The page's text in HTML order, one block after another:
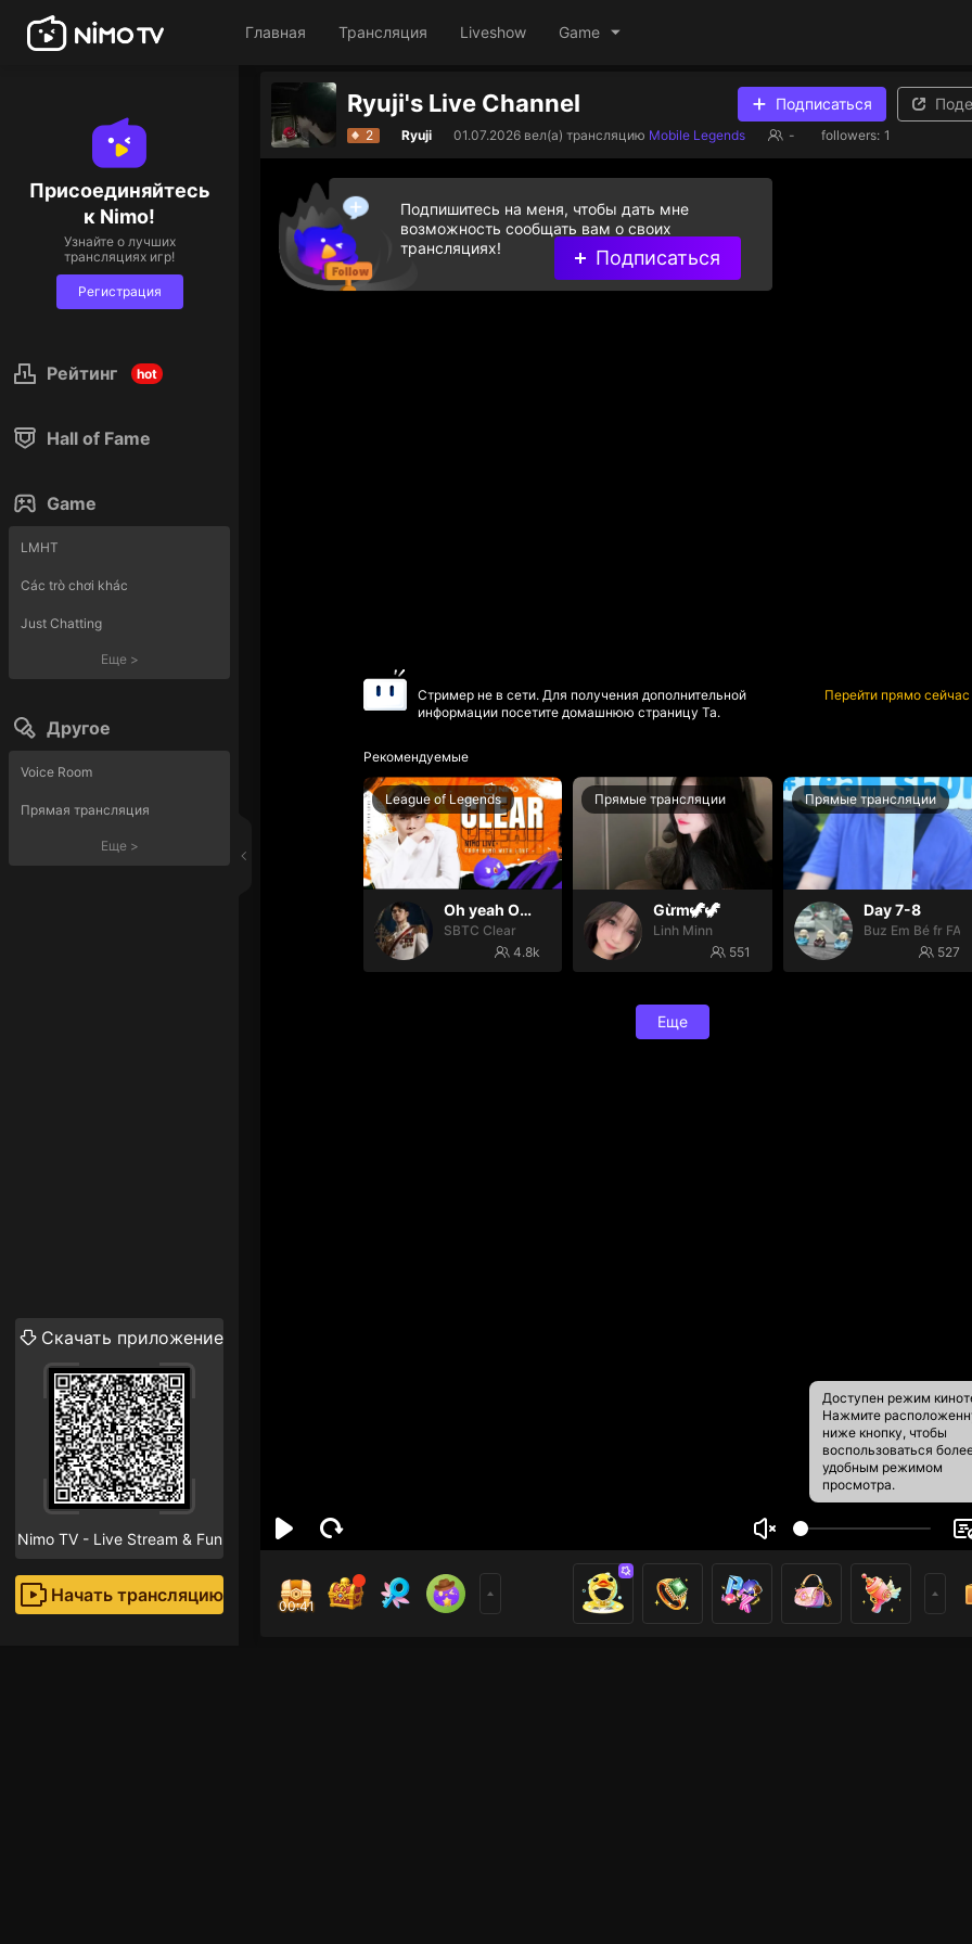
Главная Трансляция Liveshow Game
Присоединяйтесь
к Nimo!
Узнайте о лучших
трансляциях игр!
Регистрация
Рейтинг hot
Hall of Fame
Game
LMHT
Các trò chơi khác
Just Chatting
Еще>
Другое
Voice Room
Прямая трансляция
Еще>
Скачать приложение
Nimo TV - Live Stream & Fun
Начать трансляцию
Ryuji's Live Channel Подписаться
2 Ryuji 01.07.2026 вел(а) трансляцию Mobile Legends - followers: 1
Доступен режим
Нажмите
ниже кнопку, чтобы
воспользоваться
удобным режимом
просмотра.
Стример не в сети. Для получения дополнительной
информации посетите домашнюю страницу Та.
Перейти прямо сейчас
Рекомендуемые
League of Legends
Oh yeah Oh yeah
SBTC Clear
4.8k
Прямые трансляции
Gừm🦖🦖
Linh Minn
551
Прямые трансляции
Day 7-8
Buz Em Bé fr
527
Еще
00:40
Подпишитесь на меня, чтобы дать мне
возможность сообщать вам о своих
трансляциях!
Подписаться